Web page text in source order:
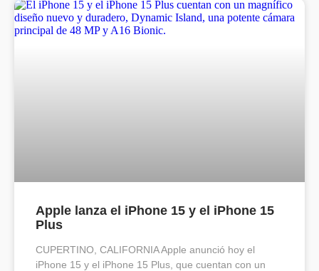
Apple lanza el iPhone 15 y el iPhone 15
Plus
CUPERTINO, CALIFORNIA Apple anunció hoy el
iPhone 15 y el iPhone 15 Plus, que cuentan con un